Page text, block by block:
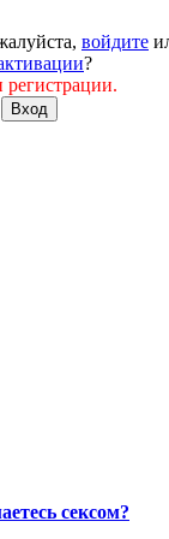
войдите
?
регистрации.
сексом?